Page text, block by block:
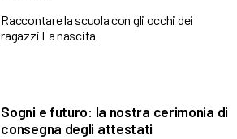
Raccontare la scuola con gli occhi dei
ragazzi La nascita
Sogni e futuro: la nostra cerimonia di
consegna degli attestati